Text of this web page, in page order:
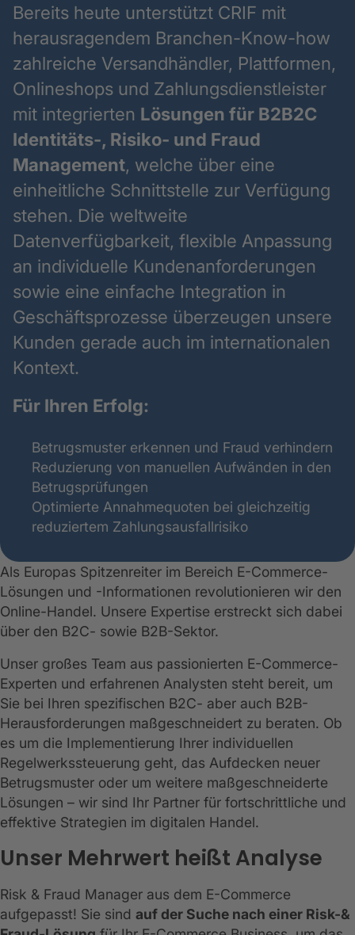
Bereits heute unterstützt CRIF mit
herausragendem Branchen-Know-how
zahlreiche Versandhändler, Plattformen,
Onlineshops und Zahlungsdienstleister
mit integrierten Lösungen für B2B2C
Identitäts-, Risiko- und Fraud
Management, welche über eine
einheitliche Schnittstelle zur Verfügung
stehen. Die weltweite
Datenverfügbarkeit, flexible Anpassung
an individuelle Kundenanforderungen
sowie eine einfache Integration in
Geschäftsprozesse überzeugen unsere
Kunden gerade auch im internationalen
Kontext.
Für Ihren Erfolg:
Betrugsmuster erkennen und Fraud verhindern
Reduzierung von manuellen Aufwänden in den
Betrugsprüfungen
Optimierte Annahmequoten bei gleichzeitig
reduziertem Zahlungsausfallrisiko
Als Europas Spitzenreiter im Bereich E-Commerce-
Lösungen und -Informationen revolutionieren wir den
Online-Handel. Unsere Expertise erstreckt sich dabei
über den B2C- sowie B2B-Sektor.
Unser großes Team aus passionierten E-Commerce-
Experten und erfahrenen Analysten steht bereit, um
Sie bei Ihren spezifischen B2C- aber auch B2B-
Herausforderungen maßgeschneidert zu beraten. Ob
es um die Implementierung Ihrer individuellen
Regelwerkssteuerung geht, das Aufdecken neuer
Betrugsmuster oder um weitere maßgeschneiderte
Lösungen – wir sind Ihr Partner für fortschrittliche und
effektive Strategien im digitalen Handel.
Unser Mehrwert heißt Analyse
Risk & Fraud Manager aus dem E-Commerce
aufgepasst! Sie sind auf der Suche nach einer Risk-&